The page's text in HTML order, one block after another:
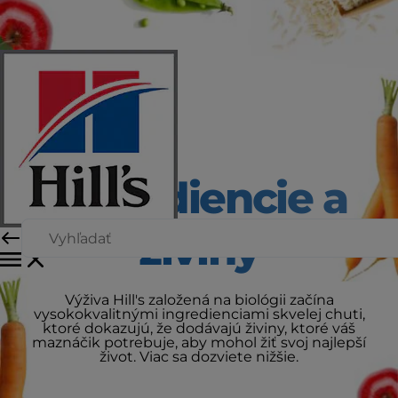
Ingrediencie a
živiny
Výživa Hill's založená na biológii začína
vysokokvalitnými ingredienciami skvelej chuti,
ktoré dokazujú, že dodávajú živiny, ktoré váš
maznáčik potrebuje, aby mohol žiť svoj najlepší
život. Viac sa dozviete nižšie.